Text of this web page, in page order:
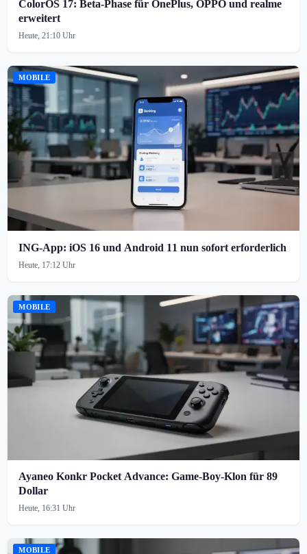
ColorOS 17: Beta-Phase für OnePlus, OPPO und realme
erweitert
Heute, 21:10 Uhr
MOBILE
ING-App: iOS 16 und Android 11 nun sofort erforderlich
Heute, 17:12 Uhr
MOBILE
Ayaneo Konkr Pocket Advance: Game-Boy-Klon für 89
Dollar
Heute, 16:31 Uhr
MOBILE